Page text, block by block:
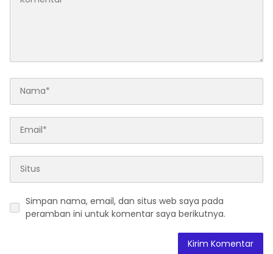
Simpan nama, email, dan situs web saya pada
peramban ini untuk komentar saya berikutnya.